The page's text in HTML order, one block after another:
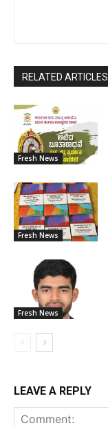
RELATED ARTICLES
Fresh News
Fresh News
Fresh News
LEAVE A REPLY